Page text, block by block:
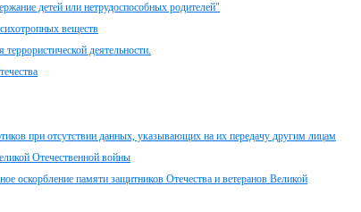
детей или нетрудоспособных родителей"
веществ
деятельности.
при отсутствии данных, указывающих на их передачу другим лицам
Отечественной войны
оскорбление памяти защитников Отечества и ветеранов Великой